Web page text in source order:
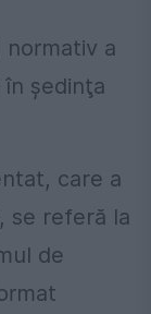
a
şedinţa
care a
se referă la
de